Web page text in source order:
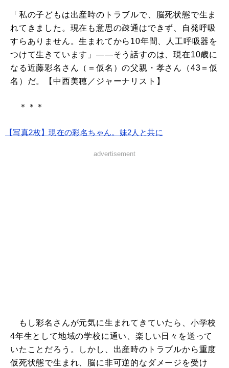
「私の子どもは出産時のトラブルで、脳死状態で生ま
れてきました。現在も意思の疎通はできず、自発呼吸
すらありません。生まれてから10年間、人工呼吸器を
つけて生きています」――そう話すのは、現在10歳に
なる近藤彩名さん（＝仮名）の父親・孝さん（43＝仮
名）だ。【中西美穂／ジャーナリスト】
＊＊＊
【写真2枚】現在の彩名ちゃん。妹2人と共に
advertisement
もし彩名さんが元気に生まれてきていたら、小学校
4年生として地域の学校に通い、楽しい日々を送って
いたことだろう。しかし、出産時のトラブルから重度
仮死状態で生まれ、脳に非可逆的なダメージを受け